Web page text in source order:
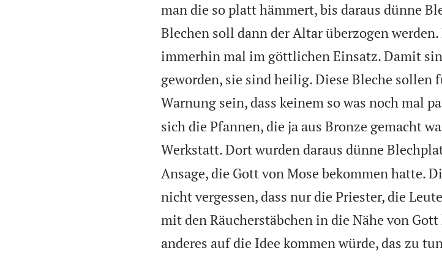
man die so platt hämmert, bis daraus dünne
Blechen soll dann der Altar überzogen
immerhin mal im göttlichen Einsatz. Damit
geworden, sie sind heilig. Diese Bleche sollen
Warnung sein, dass keinem so was noch mal
sich die Pfannen, die ja aus Bronze gemacht
Werkstatt. Dort wurden daraus dünne
Ansage, die Gott von Mose bekommen hatte.
nicht vergessen, dass nur die Priester, die
mit den Räucherstäbchen in die Nähe von
anderes auf die Idee kommen würde, das zu